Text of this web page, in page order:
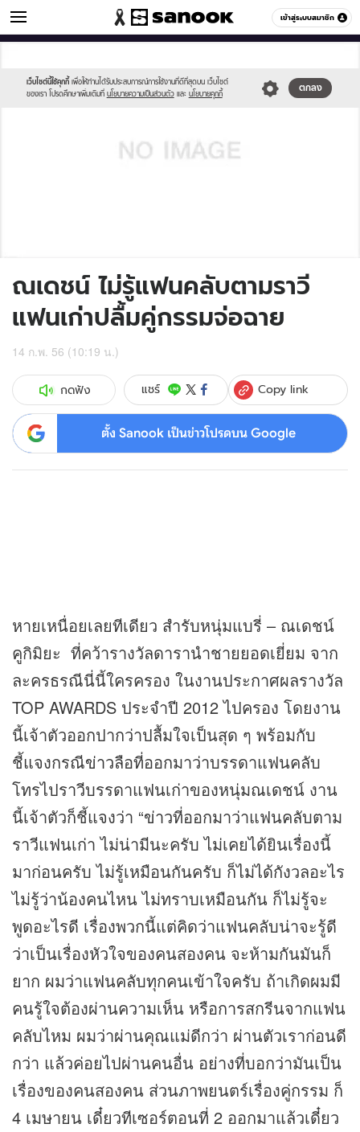
เข้าสู่ระบบสมาชิก
ข่าวบันเทิง หมวดอื่นๆ
เว็บไซต์นี้ใช้คุกกี้ เพื่อให้ท่านได้รับประสบการณ์การใช้งานที่ดีที่สุดบน เว็บไซต์
ของเรา โปรดศึกษาเพิ่มเติมที่ นโยบายความเป็นส่วนตัว และ นโยบายคุกกี้
ตกลง
sanook.png
image.jpg
ณเดชน์ ไม่รู้แฟนคลับตามราวี
แฟนเก่าปลื้มคู่กรรมจ่อฉาย
14 ก.พ. 56 (10:19 น.)
กดฟัง แชร์ Copy link
ตั้ง Sanook เป็นข่าวโปรดบน Google
หายเหนื่อยเลยทีเดียว สำรับหนุ่มแบรี่ – ณเดชน์
คูกิมิยะ ที่คว้ารางวัลดารานำชายยอดเยี่ยม จาก
ละครธรณีนี่นี้ใครครอง ในงานประกาศผลรางวัล
TOP AWARDS ประจำปี 2012 ไปครอง โดยงาน
นี้เจ้าตัวออกปากว่าปลื้มใจเป็นสุด ๆ พร้อมกับ
ชี้แจงกรณีข่าวลือที่ออกมาว่าบรรดาแฟนคลับ
โทรไปราวีบรรดาแฟนเก่าของหนุ่มณเดชน์ งาน
นี้เจ้าตัวก็ชี้แจงว่า “ข่าวที่ออกมาว่าแฟนคลับตาม
ราวีแฟนเก่า ไม่น่ามีนะครับ ไม่เคยได้ยินเรื่องนี้
มาก่อนครับ ไม่รู้เหมือนกันครับ ก็ไม่ได้กังวลอะไร
ไม่รู้ว่าน้องคนไหน ไม่ทราบเหมือนกัน ก็ไม่รู้จะ
พูดอะไรดี เรื่องพวกนี้แต่คิดว่าแฟนคลับน่าจะรู้ดี
ว่าเป็นเรื่องหัวใจของคนสองคน จะห้ามกันมันก็
ยาก ผมว่าแฟนคลับทุกคนเข้าใจครับ ถ้าเกิดผมมี
คนรู้ใจต้องผ่านความเห็น หรือการสกรีนจากแฟน
คลับไหม ผมว่าผ่านคุณแม่ดีกว่า ผ่านตัวเราก่อนดี
กว่า แล้วค่อยไปผ่านคนอื่น อย่างที่บอกว่ามันเป็น
เรื่องของคนสองคน ส่วนภาพยนตร์เรื่องคู่กรรม ก็
4 เมษายน เดี๋ยวทีเซอร์ตอนที่ 2 ออกมาแล้วเดี๋ยว